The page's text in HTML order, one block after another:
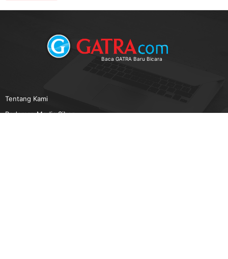
Baca GATRA Baru Bicara
Tentang Kami
Pedoman Media Siber